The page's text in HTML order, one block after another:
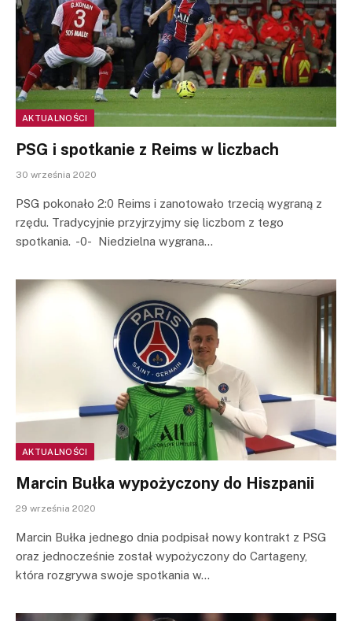
AKTUALNOŚCI
PSG i spotkanie z Reims w liczbach
30 września 2020
PSG pokonało 2:0 Reims i zanotowało trzecią wygraną z
rzędu. Tradycyjnie przyjrzyjmy się liczbom z tego
spotkania. -0- Niedzielna wygrana…
AKTUALNOŚCI
Marcin Bułka wypożyczony do Hiszpanii
29 września 2020
Marcin Bułka jednego dnia podpisał nowy kontrakt z PSG
oraz jednocześnie został wypożyczony do Cartageny,
która rozgrywa swoje spotkania w…